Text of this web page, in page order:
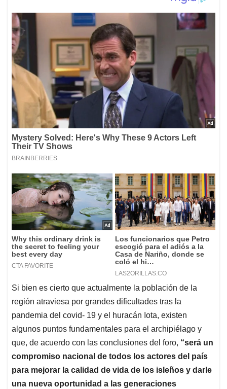
Si bien es cierto que actualmente la población de la
región atraviesa por grandes dificultades tras la
pandemia del covid- 19 y el huracán Iota, existen
algunos puntos fundamentales para el archipiélago y
que, de acuerdo con las conclusiones del foro, “será un
compromiso nacional de todos los actores del país
para mejorar la calidad de vida de los isleños y darle
una nueva oportunidad a las generaciones